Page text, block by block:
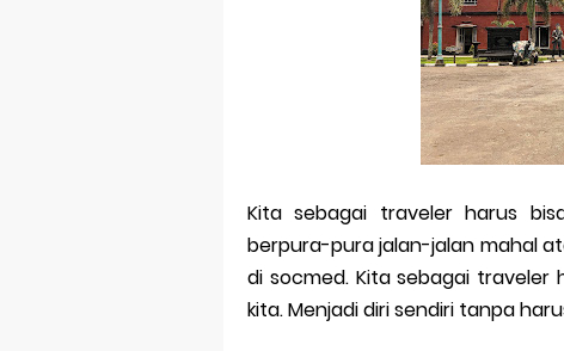
Review Vivo
Review Vivo
Merek Dagang
Merek Dagang
Merek Dagang
Merek Dagang
Dampak Merek
Kita sebagai traveler harus
berpura-pura jalan-jalan mahal
di socmed. Kita sebagai traveler
kita. Menjadi diri sendiri tanpa